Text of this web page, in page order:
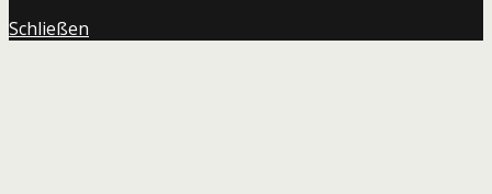
Schließen